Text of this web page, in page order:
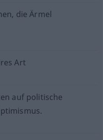
die Ärmel
Art
auf politische